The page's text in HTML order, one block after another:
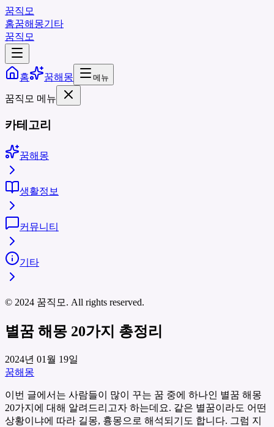
꿈직모
홈꿈해몽기타
꿈직모
홈 꿈해몽 메뉴
꿈직모 메뉴
카테고리
꿈해몽
생활정보
커뮤니티
기타
© 2024 꿈직모. All rights reserved.
별꿈 해몽 20가지 총정리
2024년 01월 19일
꿈해몽
이번 글에서는 사람들이 많이 꾸는 꿈 중에 하나인 별꿈 해몽
20가지에 대해 알려드리고자 하는데요. 같은 별꿈이라도 어떤
상황이냐에 따라 길몽, 흉몽으로 해석되기도 합니다. 그럼 지